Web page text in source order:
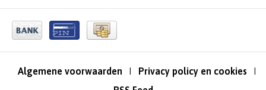
Algemene voorwaarden Privacy policy en cookies